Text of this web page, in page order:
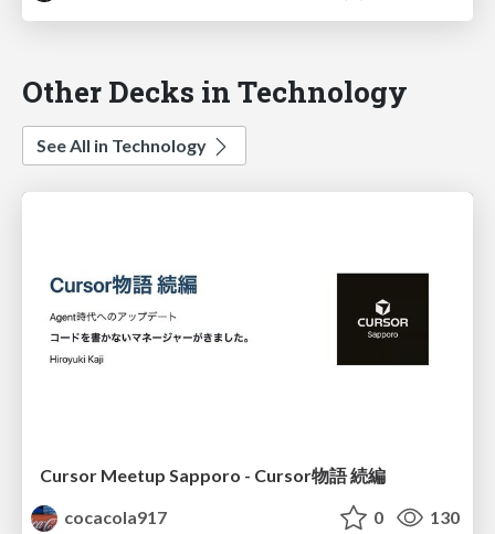
Other Decks in Technology
See All in Technology
Cursor Meetup Sapporo - Cursor物語 続編
cocacola917
0 130